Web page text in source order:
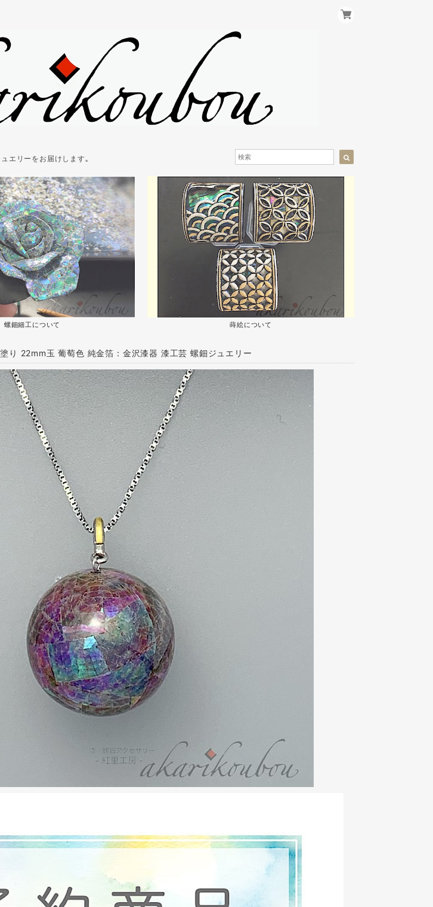
ュエリーをお届けします｡
螺鈿細工について 蒔絵について
り 22mm玉 葡萄色 純金箔：金沢漆器 漆工芸 螺鈿ジュエリー